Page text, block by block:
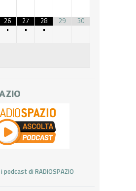
26
•
27
•
28
•
29 30
podcast di RADIOSPAZIO